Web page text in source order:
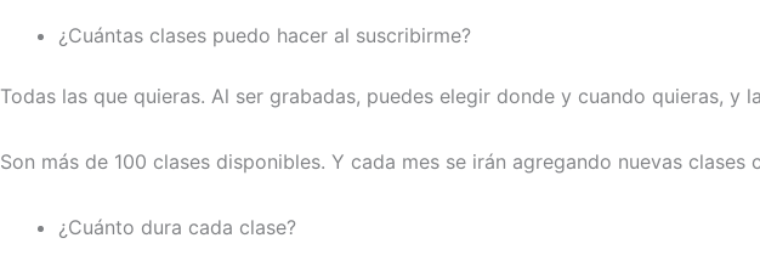
¿Cuántas clases puedo hacer al suscribirme?
Todas las que quieras. Al ser grabadas, puedes elegir donde y cuando quieras, y
Son más de 100 clases disponibles. Y cada mes se irán agregando nuevas
¿Cuánto dura cada clase?